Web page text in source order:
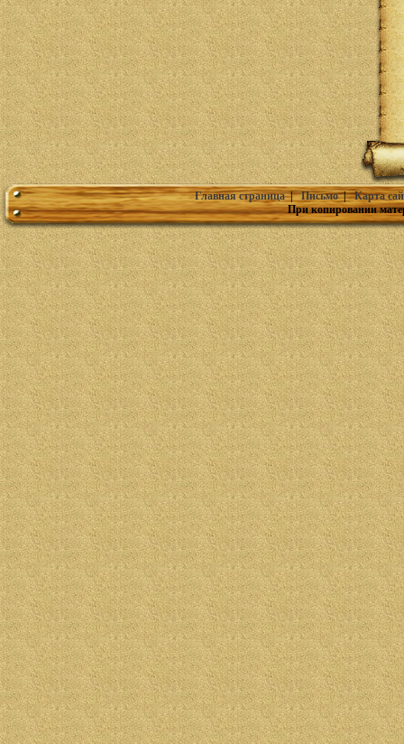
Главная страница|Письмо|Карта
При копировании